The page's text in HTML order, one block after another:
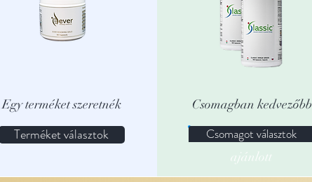
Egy terméket szeretnék
Terméket választok
Csomagban kedvezőbb
ajánlott
Csomagot választok